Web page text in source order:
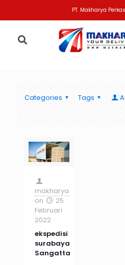
PT. Makharya
Categories Tags
makharya
on
25
Februari
2022
ekspedisi
surabaya
Sangatta